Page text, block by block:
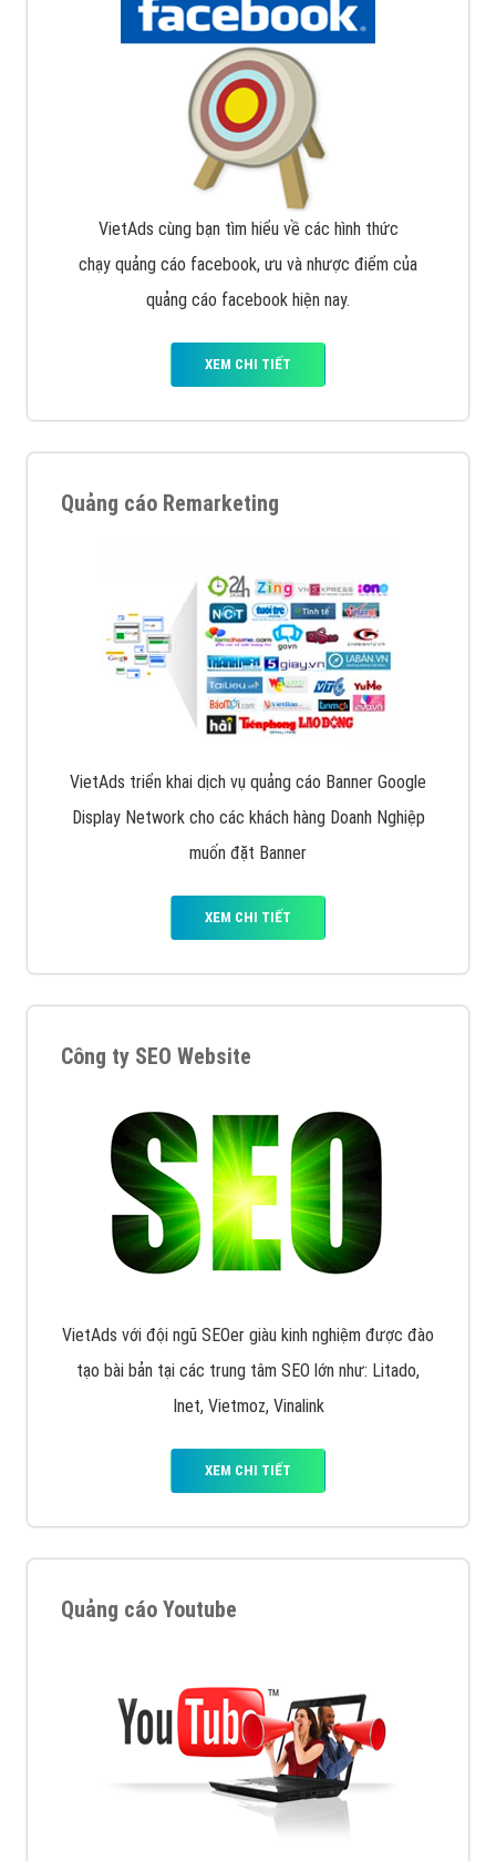
VietAds cùng bạn tìm hiểu về các hình thức
chạy quảng cáo facebook, ưu và nhược điểm của
quảng cáo facebook hiện nay.
XEM CHI TIẾT
Quảng cáo Remarketing
VietAds triển khai dịch vụ quảng cáo Banner Google
Display Network cho các khách hàng Doanh Nghiệp
muốn đặt Banner
XEM CHI TIẾT
Công ty SEO Website
VietAds với đội ngũ SEOer giàu kinh nghiệm được đào
tạo bài bản tại các trung tâm SEO lớn như: Litado,
Inet, Vietmoz, Vinalink
XEM CHI TIẾT
Quảng cáo Youtube